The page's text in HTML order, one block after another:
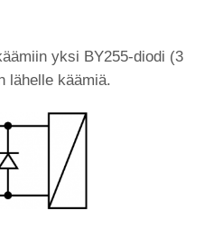
yksi BY255-diodi (3
lähelle käämiä.